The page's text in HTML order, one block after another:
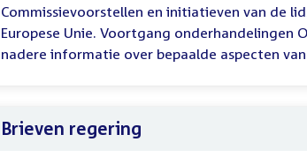
Commissievoorstellen en initiatieven van de
Europese Unie. Voortgang onderhandelingen
nadere informatie over bepaalde aspecten
Brieven regering